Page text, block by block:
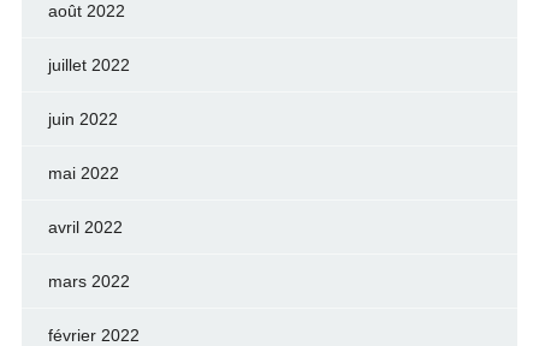
août 2022
juillet 2022
juin 2022
mai 2022
avril 2022
mars 2022
février 2022